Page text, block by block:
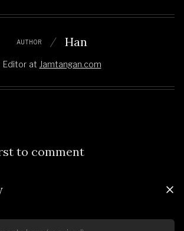
AUTHOR Han
Editor at Jamtangan.com
to comment